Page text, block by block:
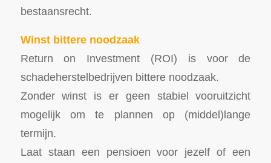
bestaansrecht.
Winst bittere noodzaak
Return on Investment (ROI) is voor de
schadeherstelbedrijven bittere noodzaak.
Zonder winst is er geen stabiel vooruitzicht
mogelijk om te plannen op (middel)lange
termijn.
Laat staan een pensioen voor jezelf of een